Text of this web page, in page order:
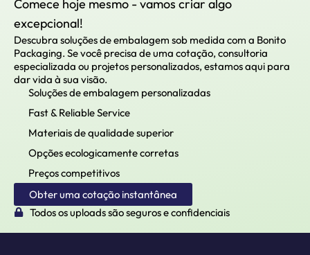
Comece hoje mesmo - vamos criar algo
excepcional!
Descubra soluções de embalagem sob medida com a Bonito
Packaging. Se você precisa de uma cotação, consultoria
especializada ou projetos personalizados, estamos aqui para
dar vida à sua visão.
Soluções de embalagem personalizadas
Fast & Reliable Service
Materiais de qualidade superior
Opções ecologicamente corretas
Preços competitivos
Obter uma cotação instantânea
Todos os uploads são seguros e confidenciais